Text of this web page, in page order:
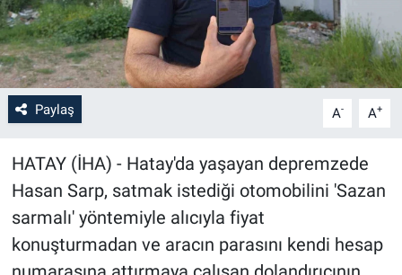
Paylaş A- A+
HATAY (İHA) - Hatay'da yaşayan depremzede
Hasan Sarp, satmak istediği otomobilini 'Sazan
sarmalı' yöntemiyle alıcıyla fiyat
konuşturmadan ve aracın parasını kendi hesap